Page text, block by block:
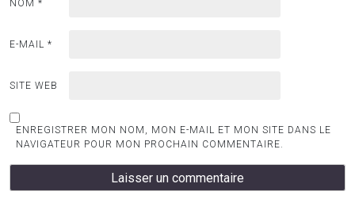
NOM *
E-MAIL *
SITE WEB
ENREGISTRER MON NOM, MON E-MAIL ET MON SITE DANS LE
NAVIGATEUR POUR MON PROCHAIN COMMENTAIRE.